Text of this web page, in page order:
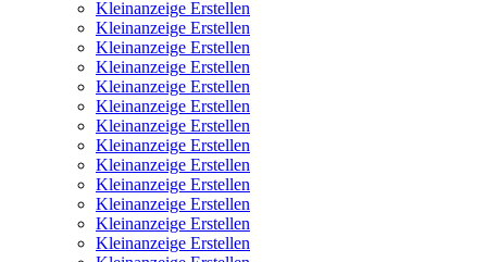
Kleinanzeige Erstellen
Kleinanzeige Erstellen
Kleinanzeige Erstellen
Kleinanzeige Erstellen
Kleinanzeige Erstellen
Kleinanzeige Erstellen
Kleinanzeige Erstellen
Kleinanzeige Erstellen
Kleinanzeige Erstellen
Kleinanzeige Erstellen
Kleinanzeige Erstellen
Kleinanzeige Erstellen
Kleinanzeige Erstellen